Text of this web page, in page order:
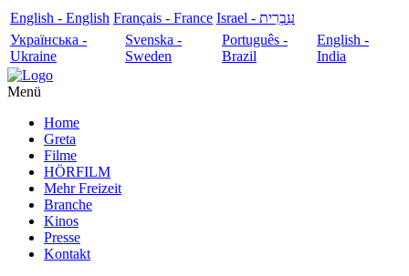
English - English Français - France
עִבְרִית - Israel
Українська -
Ukraine
Svenska -
Sweden
Português -
Brazil
English -
India
Menü
Home
Greta
Filme
HÖRFILM
Mehr Freizeit
Branche
Kinos
Presse
Kontakt